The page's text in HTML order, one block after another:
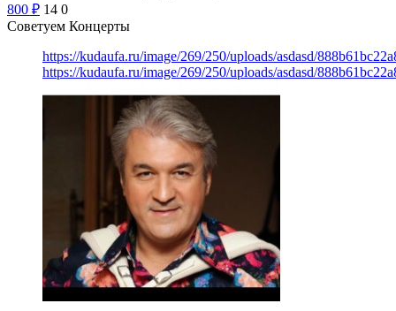
800 ₽ 14 0
Советуем Концерты
https://kudaufa.ru/image/269/250/uploads/asdasd/
https://kudaufa.ru/image/269/250/uploads/asdasd/